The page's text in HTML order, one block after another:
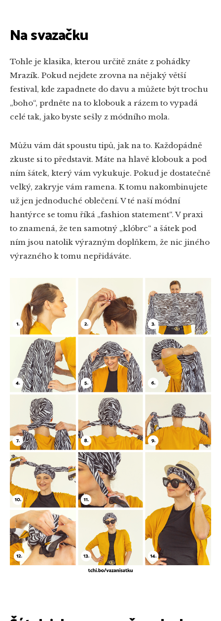
Na svazačku
Tohle je klasika, kterou určitě znáte z pohádky
Mrazík. Pokud nejdete zrovna na nějaký větší
festival, kde zapadnete do davu a můžete být trochu
„boho“, prdněte na to klobouk a rázem to vypadá
celé tak, jako byste sešly z módního mola.
Můžu vám dát spoustu tipů, jak na to. Každopádně
zkuste si to představit. Máte na hlavě klobouk a pod
ním šátek, který vám vykukuje. Pokud je dostatečně
velký, zakryje vám ramena. K tomu nakombinujete
už jen jednoduché oblečení. V té naší módní
hantýrce se tomu říká „fashion statement“. V praxi
to znamená, že ten samotný „klóbrc“ a šátek pod
ním jsou natolik výrazným doplňkem, že nic jiného
výrazného k tomu nepřidáváte.